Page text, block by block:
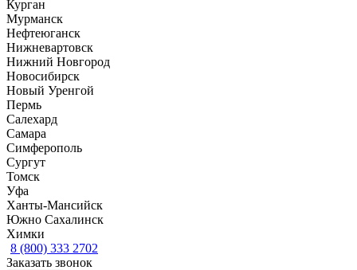
Курган
Мурманск
Нефтеюганск
Нижневартовск
Нижний Новгород
Новосибирск
Новый Уренгой
Пермь
Салехард
Самара
Симферополь
Сургут
Томск
Уфа
Ханты-Мансийск
Южно Сахалинск
Химки
8 (800) 333 2702
Заказать звонок